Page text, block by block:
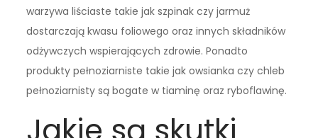
warzywa liściaste takie jak szpinak czy jarmuż
dostarczają kwasu foliowego oraz innych składników
odżywczych wspierających zdrowie. Ponadto
produkty pełnoziarniste takie jak owsianka czy chleb
pełnoziarnisty są bogate w tiaminę oraz ryboflawinę.